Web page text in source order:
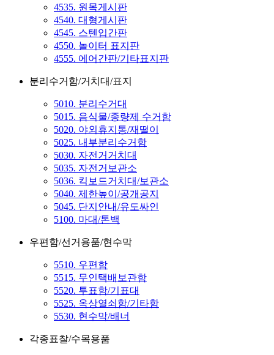
4535. 원목게시판
4540. 대형게시판
4545. 스텐입간판
4550. 놀이터 표지판
4555. 에어간판/기타표지판
분리수거함/거치대/표지
5010. 분리수거대
5015. 음식물/종량제 수거함
5020. 야외휴지통/재떨이
5025. 내부분리수거함
5030. 자전거거치대
5035. 자전거보관소
5036. 킥보드거치대/보관소
5040. 제한높이/공개공지
5045. 단지안내/유도싸인
5100. 마대/톤백
우편함/선거용품/현수막
5510. 우편함
5515. 무인택배보관함
5520. 투표함/기표대
5525. 옥상열쇠함/기타함
5530. 현수막/배너
각종표찰/수목용품